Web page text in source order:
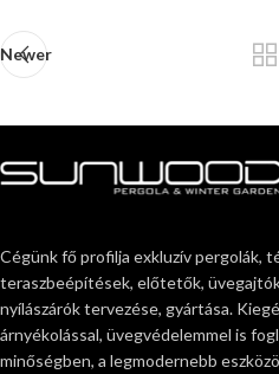
Newer
Cégünk fő profilja exkluzív pergolák,
teraszbeépítések, előtetők,
nyílászárók tervezése, gyártása.
árnyékolással, üvegvédelemmel is
minőségben, a legmodernebb